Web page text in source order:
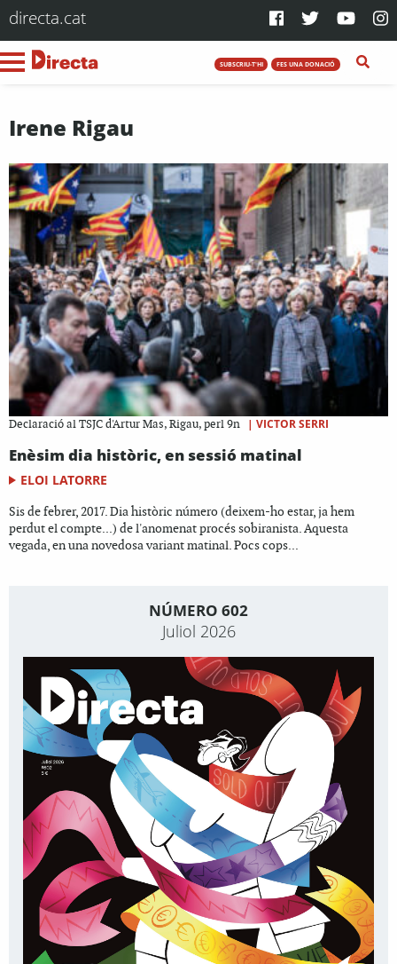
directa.cat
SUBSCRIU-T'HI FES UNA DONACIÓ
Irene Rigau
Declaració al TSJC d'Artur Mas, Rigau, perl 9n | VICTOR SERRI
Enèsim dia històric, en sessió matinal
ELOI LATORRE
Sis de febrer, 2017. Dia històric número (deixem-ho estar, ja hem
perdut el compte...) de l'anomenat procés sobiranista. Aquesta
vegada, en una novedosa variant matinal. Pocs cops...
NÚMERO 602
Juliol 2026